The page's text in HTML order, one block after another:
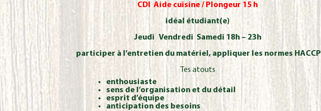
CDI Aide cuisine / Plongeur 15 h
idéal étudiant(e)
Jeudi Vendredi Samedi 18h – 23h
participer à l’entretien du matériel, appliquer les normes HACCP
Tes atouts
enthousiaste
sens de l’organisation et du détail
esprit d’équipe
anticipation des besoins